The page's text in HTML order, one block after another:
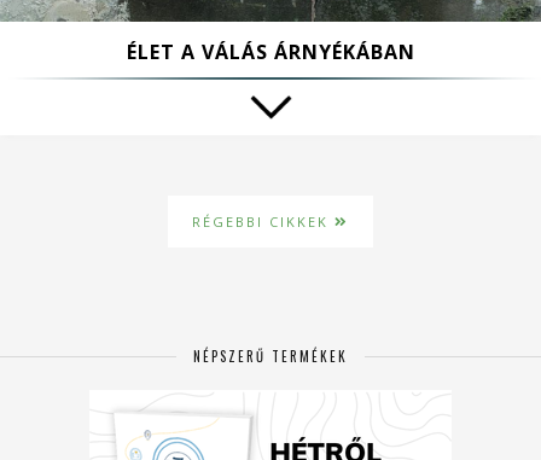
ÉLET A VÁLÁS ÁRNYÉKÁBAN
RÉGEBBI CIKKEK
NÉPSZERŰ TERMÉKEK